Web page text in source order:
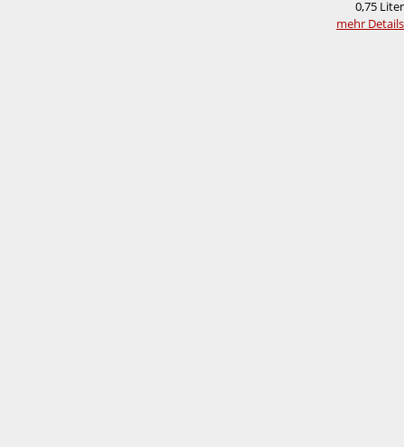
0,75 Liter
mehr Details